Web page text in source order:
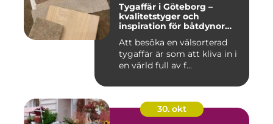
Tygaffär i Göteborg –
kvalitetstyger och
inspiration för båtdynor
Att besöka en välsorterad
tygaffär är som att kliva in i
en värld full av f...
30. okt